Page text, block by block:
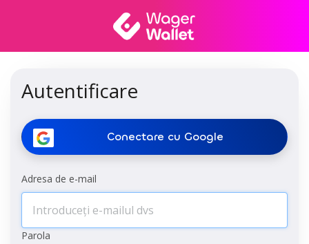
Autentificare
Conectare cu Google
Adresa de e-mail
Parola